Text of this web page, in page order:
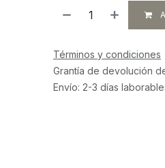
Términos y condiciones
Grantía de devolución
Envío: 2-3 días